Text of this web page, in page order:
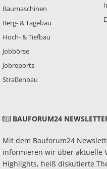
Baumaschinen
Berg- & Tagebau
Hoch- & Tiefbau
Jobbörse
Jobreports
Straßenbau
BAUFORUM24
Mit dem Bauforum24
informieren wir über aktuelle
Highlights, heiß diskutierte